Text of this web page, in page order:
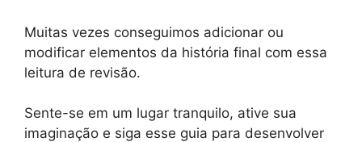
Muitas vezes conseguimos adicionar ou
modificar elementos da história final com essa
leitura de revisão.
Sente-se em um lugar tranquilo, ative sua
imaginação e siga esse guia para desenvolver